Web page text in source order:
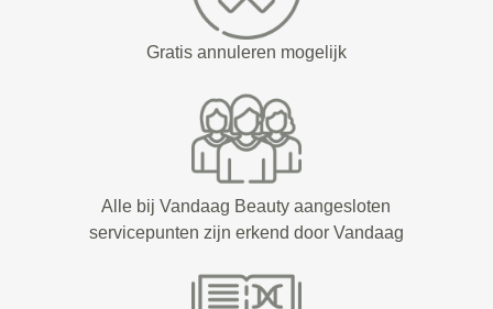
Gratis annuleren mogelijk
Alle bij Vandaag Beauty aangesloten
servicepunten zijn erkend door Vandaag